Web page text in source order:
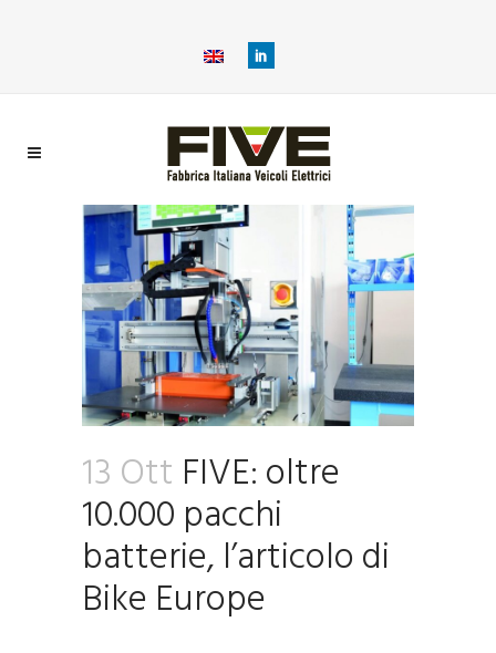
13 Ott FIVE: oltre
10.000 pacchi
batterie, l’articolo di
Bike Europe